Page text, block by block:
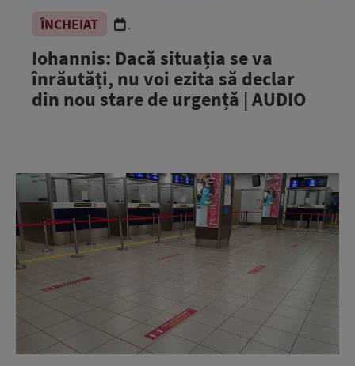
ÎNCHEIAT .
Iohannis: Dacă situația se va
înrăutăți, nu voi ezita să declar
din nou stare de urgență | AUDIO